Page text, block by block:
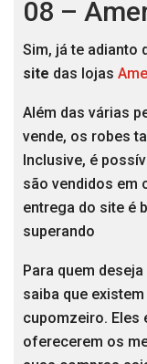
08 –
Sim, já te adianto
site das lojas
Além das várias
vende, os robes
Inclusive, é
são vendidos em
entrega do site é
superando
Para quem
saiba que
cupomzeiro. Eles
oferecerem os